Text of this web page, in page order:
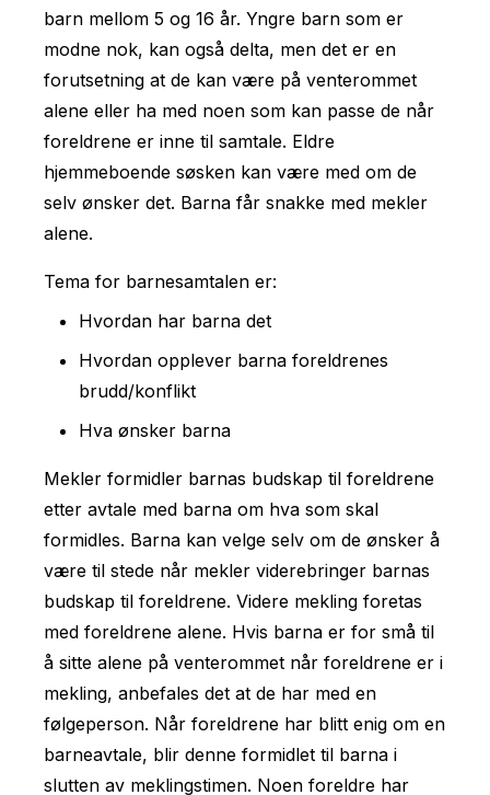
barn mellom 5 og 16 år. Yngre barn som er
modne nok, kan også delta, men det er en
forutsetning at de kan være på venterommet
alene eller ha med noen som kan passe de når
foreldrene er inne til samtale. Eldre
hjemmeboende søsken kan være med om de
selv ønsker det. Barna får snakke med mekler
alene.
Tema for barnesamtalen er:
Hvordan har barna det
Hvordan opplever barna foreldrenes
brudd/konflikt
Hva ønsker barna
Mekler formidler barnas budskap til foreldrene
etter avtale med barna om hva som skal
formidles. Barna kan velge selv om de ønsker å
være til stede når mekler viderebringer barnas
budskap til foreldrene. Videre mekling foretas
med foreldrene alene. Hvis barna er for små til
å sitte alene på venterommet når foreldrene er i
mekling, anbefales det at de har med en
følgeperson. Når foreldrene har blitt enig om en
barneavtale, blir denne formidlet til barna i
slutten av meklingstimen. Noen foreldre har